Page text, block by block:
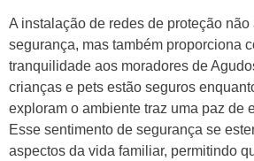
A instalação de redes de proteção
segurança, mas também proporciona
tranquilidade aos moradores de
crianças e pets estão seguros
exploram o ambiente traz uma paz de
Esse sentimento de segurança se
aspectos da vida familiar, permitindo